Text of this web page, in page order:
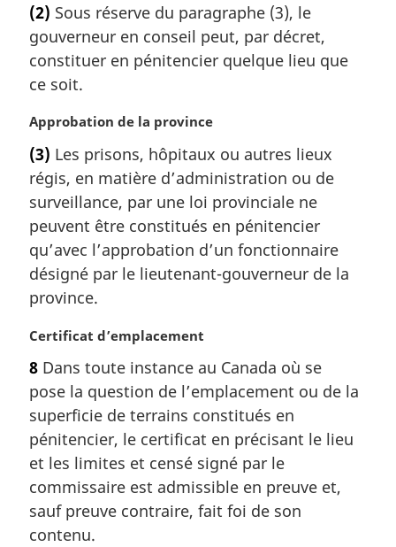
:t
e
m
a
g
n
a
e
:
(2) Sous réserve du paragraphe (3), le
gouverneur en conseil peut, par décret,
constituer en pénitencier quelque lieu que
ce soit.
N
t
e
m
a
r
g
i
n
l
:
Approbation de la province
(3) Les prisons, hôpitaux ou autres lieux
régis, en matière d’administration ou de
surveillance, par une loi provinciale ne
peuvent être constitués en pénitencier
qu’avec l’approbation d’un fonctionnaire
désigné par le lieutenant-gouverneur de la
province.
N
t
e
m
a
r
g
i
n
a
Certificat d’emplacement
8 Dans toute instance au Canada où se
pose la question de l’emplacement ou de la
superficie de terrains constitués en
pénitencier, le certificat en précisant le lieu
et les limites et censé signé par le
commissaire est admissible en preuve et,
sauf preuve contraire, fait foi de son
contenu.